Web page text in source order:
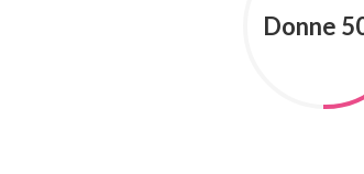
Donne